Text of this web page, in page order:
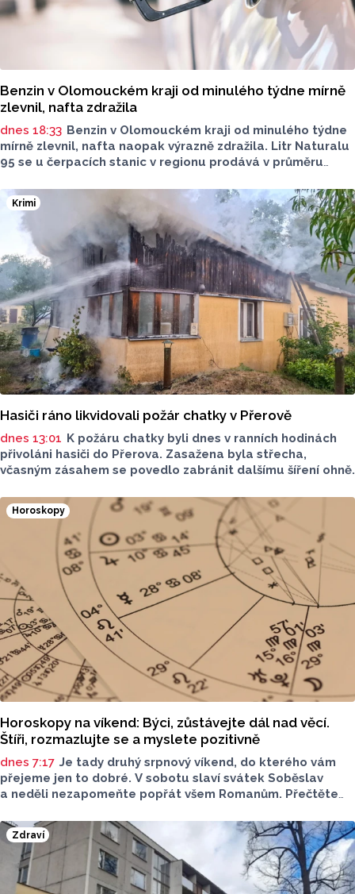
Benzin v Olomouckém kraji od minulého týdne mírně
zlevnil, nafta zdražila
dnes 18:33 Benzin v Olomouckém kraji od minulého týdne
mírně zlevnil, nafta naopak výrazně zdražila. Litr Naturalu
95 se u čerpacích stanic v regionu prodává v průměru
O 84 haléřů zdražila nafta, za litr teď řidiči dají průměrně
44,84 koruny. Podle údajů společnosti CCS, která ceny
sleduje, je benzin v současnosti o 7,73 koruny dražší než
před rokem, za naftu tehdy motoristé platili o 11,31
koruny méně.
Krimi
Hasiči ráno likvidovali požár chatky v Přerově
dnes 13:01 K požáru chatky byli dnes v ranních hodinách
přivoláni hasiči do Přerova. Zasažena byla střecha,
včasným zásahem se povedlo zabránit dalšímu šíření ohně.
Horoskopy
Horoskopy na víkend: Býci, zůstávejte dál nad věcí.
Štíři, rozmazlujte se a myslete pozitivně
dnes 7:17 Je tady druhý srpnový víkend, do kterého vám
přejeme jen to dobré. V sobotu slaví svátek Soběslav
a neděli nezapomeňte popřát všem Romanům. Přečtěte
Zdraví